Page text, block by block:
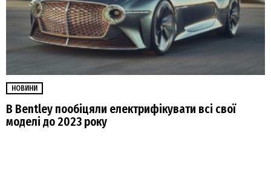
НОВИНИ
В Bentley пообіцяли електрифікувати всі свої
моделі до 2023 року